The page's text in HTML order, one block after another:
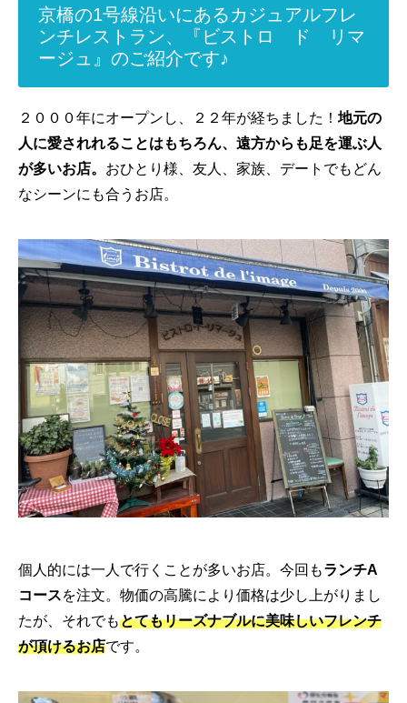
京橋の1号線沿いにあるカジュアルフレ
ンチレストラン、『ビストロ ド リマ
ージュ』のご紹介です♪
２０００年にオープンし、２２年が経ちました！ 地元の
人に愛されれることはもちろん、遠方からも足を運ぶ人
が多いお店。 おひとり様、友人、家族、デートでもどん
なシーンにも合うお店。
個人的には一人で行くことが多いお店。今回もランチA
コースを注文。物価の高騰により価格は少し上がりまし
たが、それでもとてもリーズナブルに美味しいフレンチ
が頂けるお店です。